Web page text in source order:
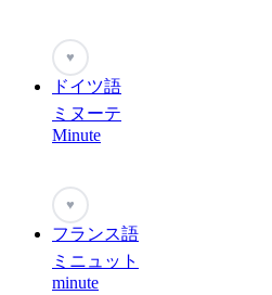
♥
ドイツ語
ミヌーテ
Minute
♥
フランス語
ミニュット
minute